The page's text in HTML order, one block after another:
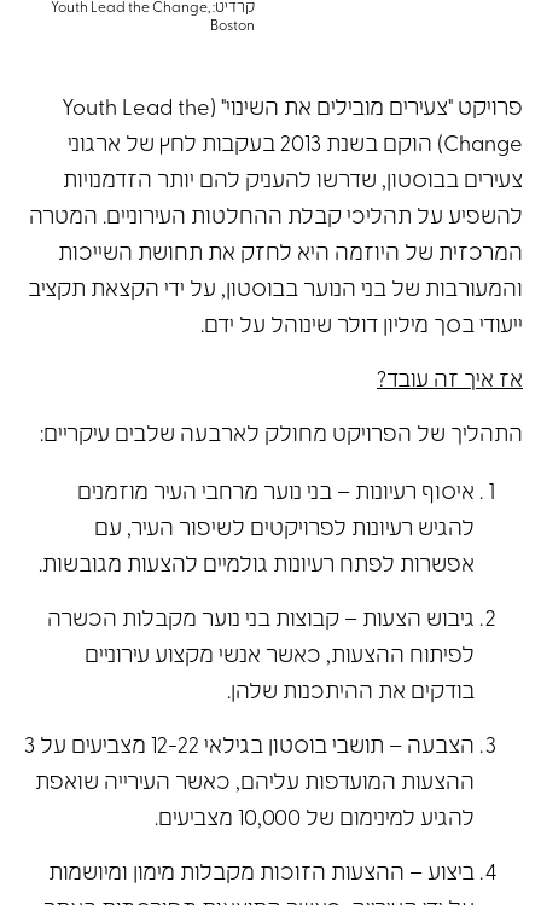
קרדיט: Youth Lead the Change,
Boston
פרויקט "צעירים מובילים את השינוי" (Youth Lead the
Change) הוקם בשנת 2013 בעקבות לחץ של ארגוני
צעירים בבוסטון, שדרשו להעניק להם יותר הזדמנויות
להשפיע על תהליכי קבלת ההחלטות העירוניים. המטרה
המרכזית של היוזמה היא לחזק את תחושת השייכות
והמעורבות של בני הנוער בבוסטון, על ידי הקצאת תקציב
ייעודי בסך מיליון דולר שינוהל על ידם.
אז איך זה עובד?
התהליך של הפרויקט מחולק לארבעה שלבים עיקריים:
איסוף רעיונות – בני נוער מרחבי העיר מוזמנים
להגיש רעיונות לפרויקטים לשיפור העיר, עם
אפשרות לפתח רעיונות גולמיים להצעות מגובשות.
גיבוש הצעות – קבוצות בני נוער מקבלות הכשרה
לפיתוח ההצעות, כאשר אנשי מקצוע עירוניים
בודקים את ההיתכנות שלהן.
הצבעה – תושבי בוסטון בגילאי 12-22 מצביעים על 3
ההצעות המועדפות עליהם, כאשר העירייה שואפת
להגיע למינימום של 10,000 מצביעים.
ביצוע – ההצעות הזוכות מקבלות מימון ומיושמות